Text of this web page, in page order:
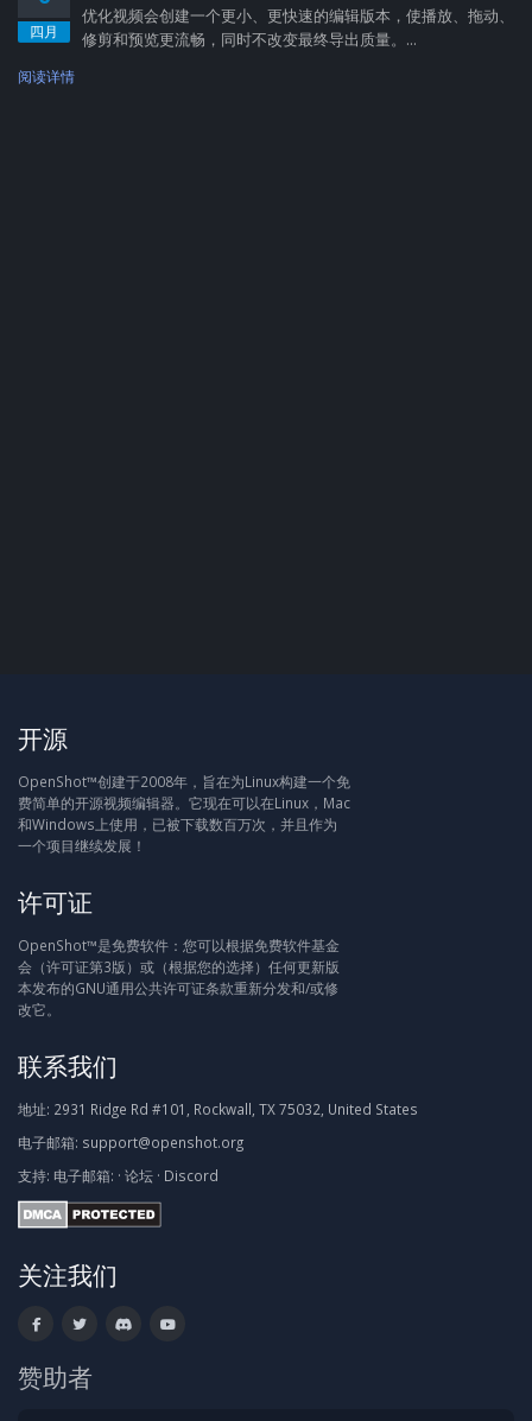
四月
优化视频会创建一个更小、更快速的编辑版本，使播放、拖动、
修剪和预览更流畅，同时不改变最终导出质量。...
阅读详情
开源
OpenShot™创建于2008年，旨在为Linux构建一个免
费简单的开源视频编辑器。它现在可以在Linux，Mac
和Windows上使用，已被下载数百万次，并且作为
一个项目继续发展！
许可证
OpenShot™是免费软件：您可以根据免费软件基金
会（许可证第3版）或（根据您的选择）任何更新版
本发布的GNU通用公共许可证条款重新分发和/或修
改它。
联系我们
地址: 2931 Ridge Rd #101, Rockwall, TX 75032, United States
电子邮箱: support@openshot.org
支持: 电子邮箱: · 论坛 · Discord
关注我们
赞助者